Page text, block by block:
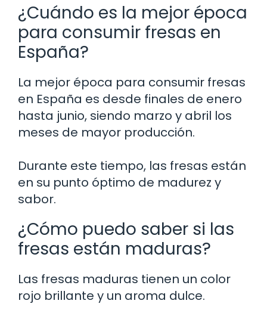
¿Cuándo es la mejor época
para consumir fresas en
España?
La mejor época para consumir fresas
en España es desde finales de enero
hasta junio, siendo marzo y abril los
meses de mayor producción.
Durante este tiempo, las fresas están
en su punto óptimo de madurez y
sabor.
¿Cómo puedo saber si las
fresas están maduras?
Las fresas maduras tienen un color
rojo brillante y un aroma dulce.